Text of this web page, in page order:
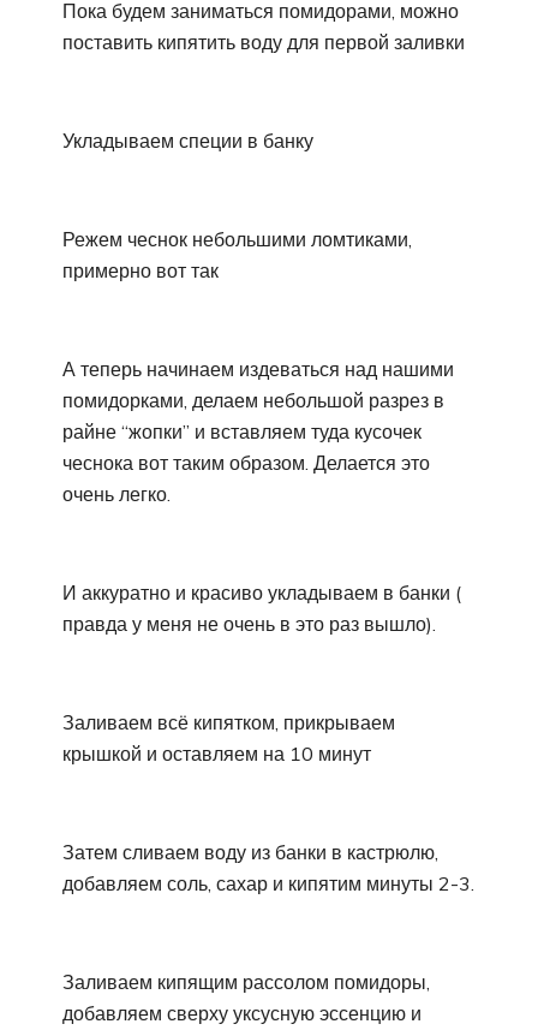
Пока будем заниматься помидорами, можно
поставить кипятить воду для первой заливки
Укладываем специи в банку
Режем чеснок небольшими ломтиками,
примерно вот так
А теперь начинаем издеваться над нашими
помидорками, делаем небольшой разрез в
райне “жопки” и вставляем туда кусочек
чеснока вот таким образом. Делается это
очень легко.
И аккуратно и красиво укладываем в банки (
правда у меня не очень в это раз вышло).
Заливаем всё кипятком, прикрываем
крышкой и оставляем на 10 минут
Затем сливаем воду из банки в кастрюлю,
добавляем соль, сахар и кипятим минуты 2-3.
Заливаем кипящим рассолом помидоры,
добавляем сверху уксусную эссенцию и